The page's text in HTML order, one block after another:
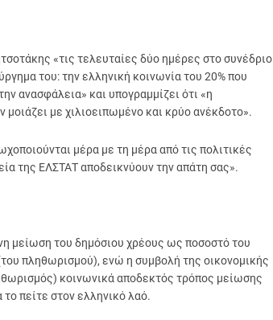
«τις τελευταίες δύο ημέρες στο συνέδριο
του: την ελληνική κοινωνία του 20% που
ανασφάλεια» και υπογραμμίζει ότι «η
με χιλιοειπωμένο και κρύο ανέκδοτο».
μέρα με τη μέρα από τις πολιτικές
της ΕΛΣΤΑΤ αποδεικνύουν την απάτη σας».
μείωση του δημόσιου χρέους ως ποσοστό του
πληθωρισμού), ενώ η συμβολή της οικονομικής
κοινωνικά αποδεκτός τρόπος μείωσης
πείτε στον ελληνικό λαό.